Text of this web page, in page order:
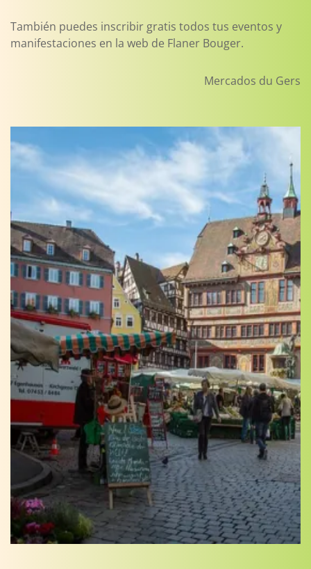
También puedes inscribir gratis todos tus eventos y
manifestaciones en la web de Flaner Bouger.
Mercados du Gers